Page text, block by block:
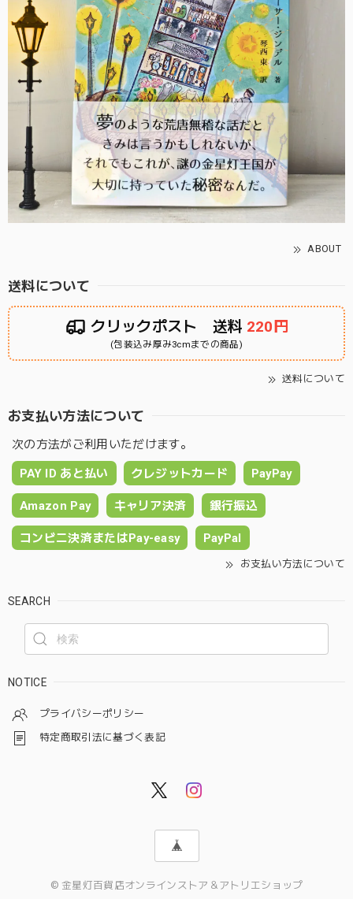
ABOUT
送料について
クリックポスト 送料 220円
(包装込み厚み3cmまでの商品)
送料について
お支払い方法について
次の方法がご利用いただけます。
PAY ID あと払い クレジットカード PayPay
Amazon Pay キャリア決済 銀行振込
コンビニ決済またはPay-easy PayPal
お支払い方法について
SEARCH
NOTICE
プライバシーポリシー
特定商取引法に基づく表記
© 金星灯百貨店オンラインストア＆アトリエショップ